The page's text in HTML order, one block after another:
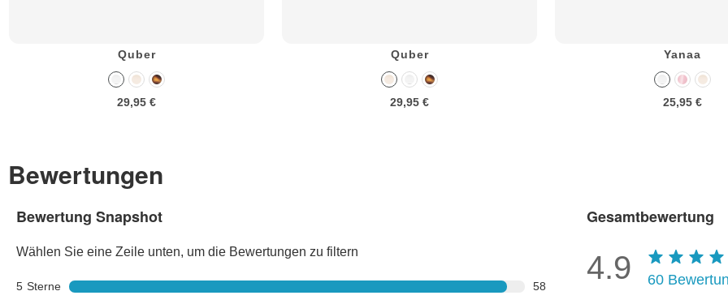
Quber
29,95 €
Quber
29,95 €
Yanaa
25,95 €
Bewertungen
Bewertung Snapshot
Wählen Sie eine Zeile unten, um die Bewertungen zu filtern
5 Sterne
58
Gesamtbewertung
4.9 60